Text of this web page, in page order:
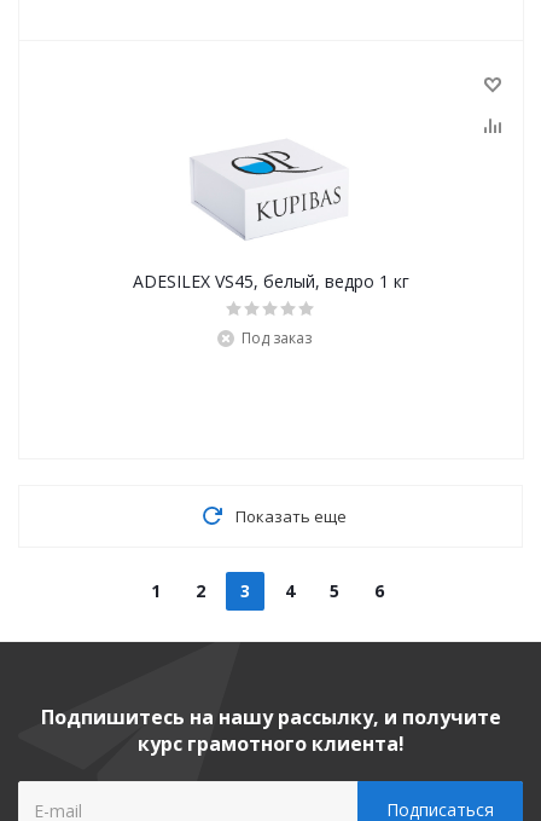
ADESILEX VS45, белый, ведро 1 кг
Под заказ
Показать еще
1 2 3 4 5 6
Подпишитесь на нашу рассылку, и получите
курс грамотного клиента!